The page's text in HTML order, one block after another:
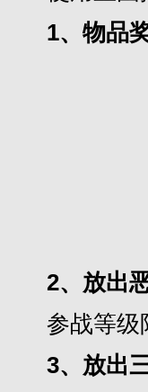
1、物品
2、放出
参战等级限
3、放出